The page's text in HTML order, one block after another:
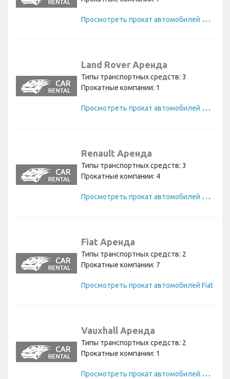
П
росмотреть прокат автомобилей Nissan
Land Rover Аренда
Типы транспортных средств: 3
Прокатные компании: 1
П
росмотреть прокат автомобилей Land Rover
Renault Аренда
Типы транспортных средств: 3
Прокатные компании: 4
П
росмотреть прокат автомобилей Renault
Fiat Аренда
Типы транспортных средств: 2
Прокатные компании: 7
Просмотреть прокат автомобилей Fiat
Vauxhall Аренда
Типы транспортных средств: 2
Прокатные компании: 1
П
росмотреть прокат автомобилей Vauxhall